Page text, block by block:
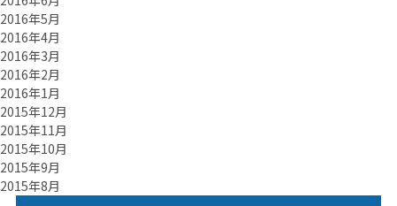
2016年5月
2016年4月
2016年3月
2016年2月
2016年1月
2015年12月
2015年11月
2015年10月
2015年9月
2015年8月